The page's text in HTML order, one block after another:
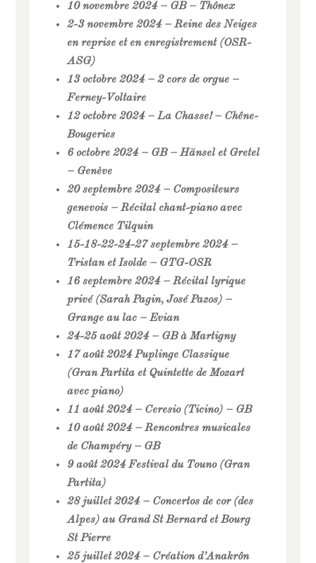
10 novembre 2024 – GB – Thônex
2-3 novembre 2024 – Reine des Neiges
en reprise et en enregistrement (OSR-
ASG)
13 octobre 2024 – 2 cors de orgue –
Ferney-Voltaire
12 octobre 2024 – La Chasse! – Chêne-
Bougeries
6 octobre 2024 – GB – Hänsel et Gretel
– Genève
20 septembre 2024 – Compositeurs
genevois – Récital chant-piano avec
Clémence Tilquin
15-18-22-24-27 septembre 2024 –
Tristan et Isolde – GTG-OSR
16 septembre 2024 – Récital lyrique
privé (Sarah Pagin, José Pazos) –
Grange au lac – Evian
24-25 août 2024 – GB à Martigny
17 août 2024 Puplinge Classique
(Gran Partita et Quintette de Mozart
avec piano)
11 août 2024 – Ceresio (Ticino) – GB
10 août 2024 – Rencontres musicales
de Champéry – GB
9 août 2024 Festival du Touno (Gran
Partita)
28 juillet 2024 – Concertos de cor (des
Alpes) au Grand St Bernard et Bourg
St Pierre
25 juillet 2024 – Création d’Anakrôn